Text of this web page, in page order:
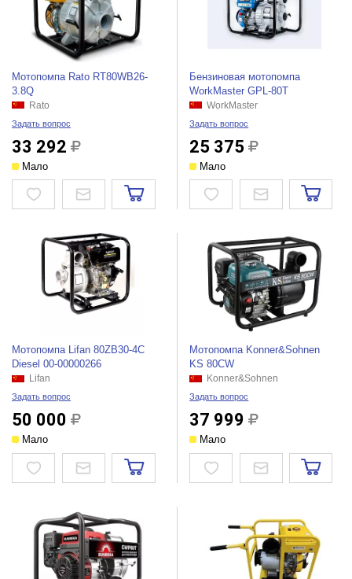
Мотопомпа Rato RT80WB26-
3.8Q
Rato
Задать вопрос
33 292
Мало
Бензиновая мотопомпа
WorkMaster GPL-80T
WorkMaster
Задать вопрос
25 375
Мало
Мотопомпа Lifan 80ZB30-4С
Diesel 00-00000266
Lifan
Задать вопрос
50 000
Мало
Мотопомпа Konner&Sohnen
KS 80CW
Konner&Sohnen
Задать вопрос
37 999
Мало